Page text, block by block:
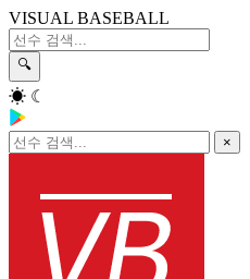
VISUAL BASEBALL
🔍
☀ ☾
×